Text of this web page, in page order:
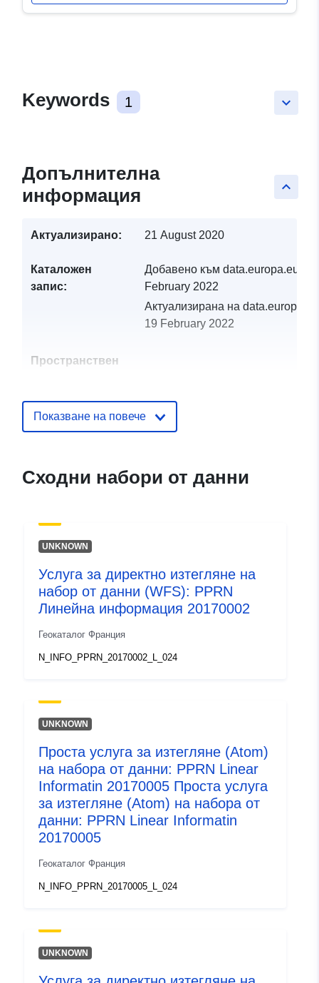
keyboard_arrow_down
Keywords 1
keyboard_arrow_up
Допълнителна
информация
Актуализирано: 21 August 2020
Каталожен
запис:
Добавено към data.europa.eu:
February 2022
Актуализирана на
19 February 2022
Пространствен
Идентификатор
и:
http://catalogue.geo-
ide.developpement-
bfa4-44d2-b60e-
Тип:
Ресурси:
http://inspire.ec.europa.eu/
Показване на повече
Сходни набори от данни
UNKNOWN
Услуга за директно изтегляне на
набор от данни (WFS): PPRN
Линейна информация 20170002
Геокаталог Франция
N_INFO_PPRN_20170002_L_024
UNKNOWN
Проста услуга за изтегляне (Atom)
на набора от данни: PPRN Linear
Informatin 20170005 Проста услуга
за изтегляне (Atom) на набора от
данни: PPRN Linear Informatin
20170005
Геокаталог Франция
N_INFO_PPRN_20170005_L_024
UNKNOWN